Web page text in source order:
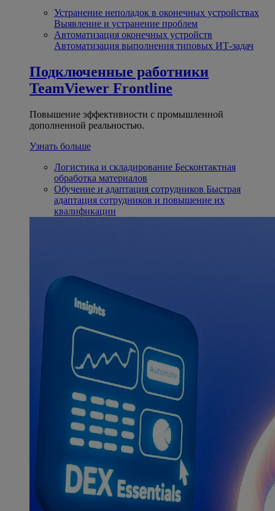
Устранение неполадок в оконечных устройствах
Выявление и устранение проблем
Автоматизация оконечных устройств
Автоматизация выполнения типовых ИТ-задач
Подключенные работники
TeamViewer Frontline
Повышение эффективности с промышленной
дополненной реальностью.
Узнать больше
Логистика и складирование Бесконтактная
обработка материалов
Обучение и адаптация сотрудников Быстрая
адаптация сотрудников и повышение их
квалификации